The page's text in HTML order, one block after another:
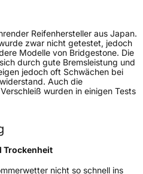
Reifenhersteller aus Japan.
zwar nicht getestet, jedoch
Modelle von Bridgestone. Die
durch gute Bremsleistung und
jedoch oft Schwächen bei
Auch die
wurden in einigen Tests
Trockenheit
nicht so schnell ins